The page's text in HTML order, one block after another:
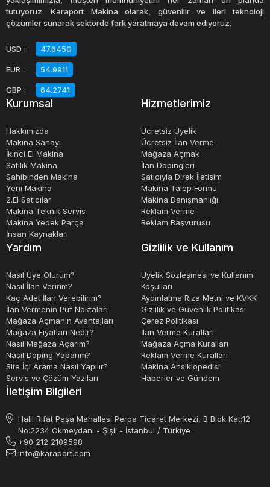
genellikle yeni teknolojiler ve özelliklerle donatılmış bir
güvenilirlik sunar ve uzun vadeli bir yatırım olarak
düşünülebilirler. Ancak, fiyatları daha yüksek olduğu için,
bütçe sınırlaması olanlar için biraz zorlu olabilir.
modeli, boyutu ve özelliklerine göre değişebilir.
Sahibinden satılık kağıt kesim giyotinleri, genellikle daha
uygun fiyatlı bir seçenek olarak karşımıza çıkar. Ancak, bu
makinelerin durumunu dikkatlice değerlendirmek ve
kaliteli bir ürün aldığınızdan emin olmak önemlidir.
tutuyoruz. Karaport Makina olarak, güvenilir ve ileri teknoloji
çözümler sunarak sektörde fark yaratmaya devam ediyoruz.
USD : 47.6450
EUR : 54.9911
GBP : 64.2741
Kurumsal
Hakkımızda
Makina Sanayi
İkinci El Makina
Satılık Makina
Sahibinden Makina
Yeni Makina
2.El Satıcılar
Makina Teknik Servis
Makina Yedek Parça
İnsan Kaynakları
Hizmetlerimiz
Ücretsiz Üyelik
Ücretsiz İlan Verme
Mağaza Açmak
İlan Dopingleri
Satıcıyla Direk İletişim
Makina Talep Formu
Makina Danışmanlığı
Reklam Verme
Reklam Başvurusu
Yardım
Nasıl Üye Olurum?
Nasıl İlan Veririm?
Kaç Adet İlan Verebilirim?
İlan Vermenin Püf Noktaları
Mağaza Açmanın Avantajları
Mağaza Fiyatları Nedir?
Nasıl Mağaza Açarım?
Nasıl Doping Yaparım?
Site İçi Arama Nasıl Yapılır?
Servis ve Çözüm Yazıları
Gizlilik ve Kullanım
Üyelik Sözleşmesi ve Kullanım
Koşulları
Aydınlatma Rıza Metni ve KVKK
Gizlilik ve Güvenlik Politikası
Çerez Politikası
İlan Verme Kuralları
Mağaza Açma Kuralları
Reklam Verme Kuralları
Makina Ansiklopedisi
Haberler ve Gündem
İletişim Bilgileri
Halil Rıfat Paşa Mahallesi Perpa Ticaret Merkezi, B Blok Kat:12
No:2234 Okmeydanı - Şişli - İstanbul / Türkiye
+90 212 2109598
info@karaport.com